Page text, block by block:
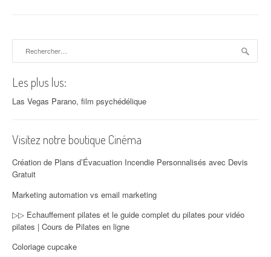
Les plus lus:
Las Vegas Parano, film psychédélique
Visitez notre boutique Cinéma
Création de Plans d’Évacuation Incendie Personnalisés avec Devis
Gratuit
Marketing automation vs email marketing
▷▷ Echauffement pilates et le guide complet du pilates pour vidéo
pilates | Cours de Pilates en ligne
Coloriage cupcake